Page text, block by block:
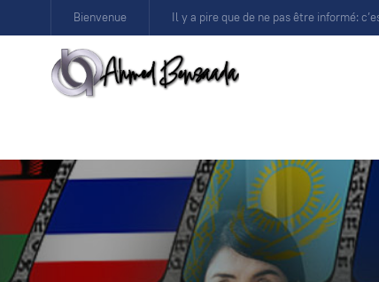
Bienvenue Il y a pire que de ne pas être informé: